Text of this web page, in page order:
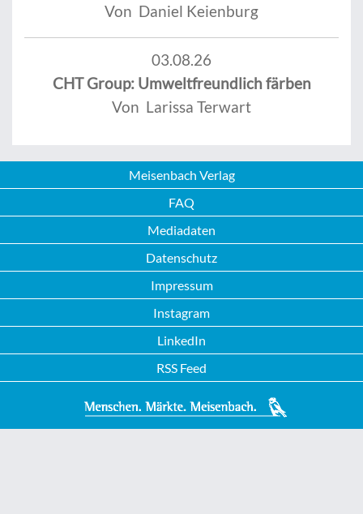
Von Daniel Keienburg
03.08.26
CHT Group: Umweltfreundlich färben
Von Larissa Terwart
Meisenbach Verlag
FAQ
Mediadaten
Datenschutz
Impressum
Instagram
LinkedIn
RSS Feed